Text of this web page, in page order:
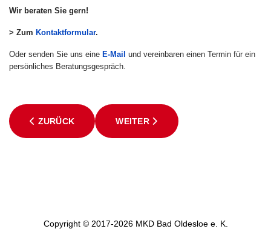
Wir beraten Sie gern!
> Zum Kontaktformular.
Oder senden Sie uns eine E-Mail und vereinbaren einen Termin für ein
persönliches Beratungsgespräch.
VORHERIGER BEITRAG: DIE UNSICHTBAREN RISIKEN
ZURÜCK NÄCHSTER BEITRAG: DOMAINS,
WEITER
Copyright © 2017-2026 MKD Bad Oldesloe e. K.